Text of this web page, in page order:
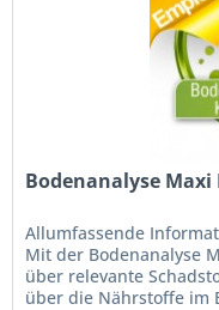
Bodenanalyse
Allumfassende
Mit der Bodenanalyse
über relevante
über die Nährstoffe im